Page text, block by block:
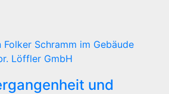
und